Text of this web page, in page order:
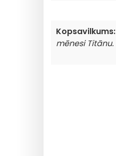
Kopsavilkums:
mēnesi Titānu.